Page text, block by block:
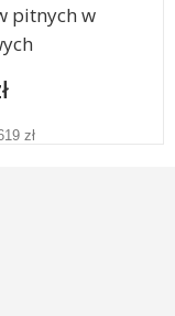
pitnych w
zł